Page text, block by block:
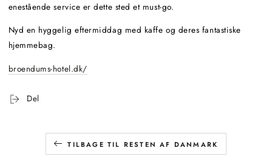
enestående service er dette sted et must-go.
Nyd en hyggelig eftermiddag med kaffe og deres fantastiske
hjemmebag.
broendums-hotel.dk/
Del
TILBAGE TIL RESTEN AF DANMARK